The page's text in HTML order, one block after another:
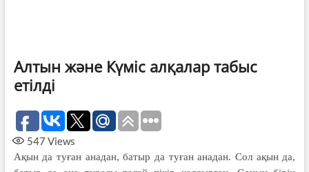
Алтын және Күміс алқалар табыс
етілді
547 Views
Ақын да туған анадан, батыр да туған анадан. Сол ақын да,